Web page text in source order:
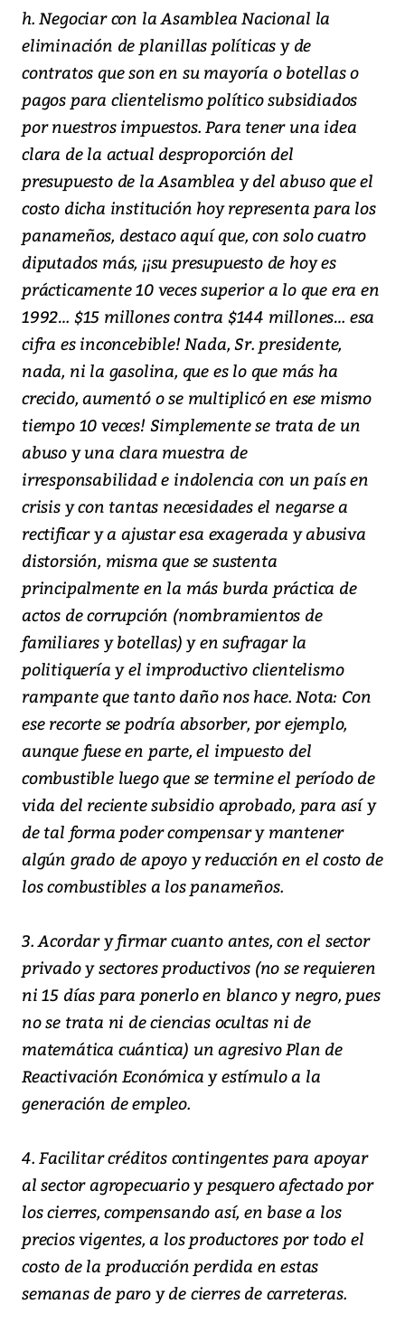
h. Negociar con la Asamblea Nacional la
eliminación de planillas políticas y de
contratos que son en su mayoría o botellas o
pagos para clientelismo político subsidiados
por nuestros impuestos. Para tener una idea
clara de la actual desproporción del
presupuesto de la Asamblea y del abuso que el
costo dicha institución hoy representa para los
panameños, destaco aquí que, con solo cuatro
diputados más, ¡¡su presupuesto de hoy es
prácticamente 10 veces superior a lo que era en
1992… $15 millones contra $144 millones… esa
cifra es inconcebible! Nada, Sr. presidente,
nada, ni la gasolina, que es lo que más ha
crecido, aumentó o se multiplicó en ese mismo
tiempo 10 veces! Simplemente se trata de un
abuso y una clara muestra de
irresponsabilidad e indolencia con un país en
crisis y con tantas necesidades el negarse a
rectificar y a ajustar esa exagerada y abusiva
distorsión, misma que se sustenta
principalmente en la más burda práctica de
actos de corrupción (nombramientos de
familiares y botellas) y en sufragar la
politiquería y el improductivo clientelismo
rampante que tanto daño nos hace. Nota: Con
ese recorte se podría absorber, por ejemplo,
aunque fuese en parte, el impuesto del
combustible luego que se termine el período de
vida del reciente subsidio aprobado, para así y
de tal forma poder compensar y mantener
algún grado de apoyo y reducción en el costo de
los combustibles a los panameños.
3. Acordar y firmar cuanto antes, con el sector
privado y sectores productivos (no se requieren
ni 15 días para ponerlo en blanco y negro, pues
no se trata ni de ciencias ocultas ni de
matemática cuántica) un agresivo Plan de
Reactivación Económica y estímulo a la
generación de empleo.
4. Facilitar créditos contingentes para apoyar
al sector agropecuario y pesquero afectado por
los cierres, compensando así, en base a los
precios vigentes, a los productores por todo el
costo de la producción perdida en estas
semanas de paro y de cierres de carreteras.